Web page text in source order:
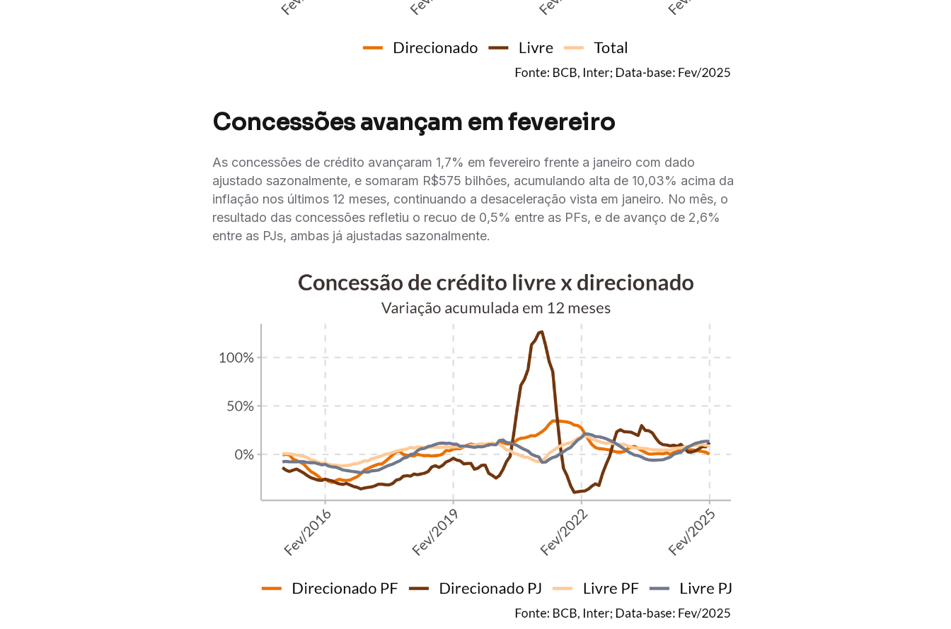
Concessões avançam em fevereiro
As concessões de crédito avançaram 1,7% em fevereiro frente a janeiro com dado
ajustado sazonalmente, e somaram R$575 bilhões, acumulando alta de 10,03% acima da
inflação nos últimos 12 meses, continuando a desaceleração vista em janeiro. No mês, o
resultado das concessões refletiu o recuo de 0,5% entre as PFs, e de avanço de 2,6%
entre as PJs, ambas já ajustadas sazonalmente.